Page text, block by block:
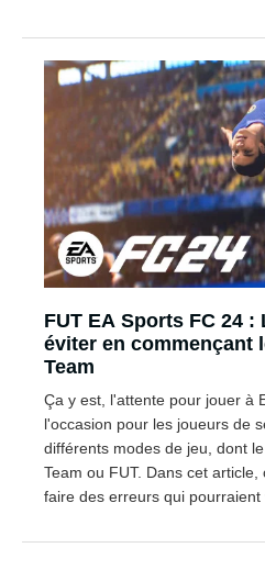
FUT EA Sports FC 24 :
éviter en commençant
Team
Ça y est, l'attente pour jouer à
l'occasion pour les joueurs de
différents modes de jeu, dont
Team ou FUT. Dans cet
faire des erreurs qui